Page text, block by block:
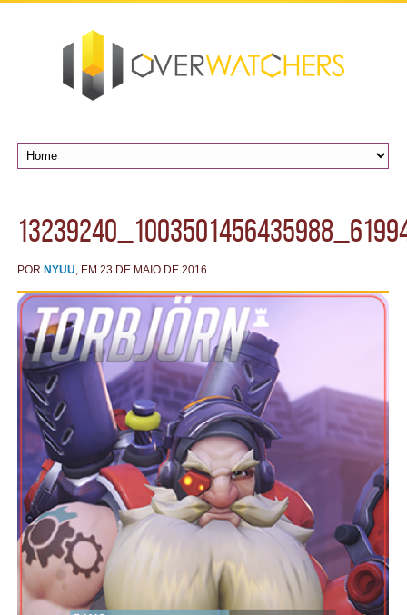
POR NYUU, EM 23 DE MAIO DE 2016